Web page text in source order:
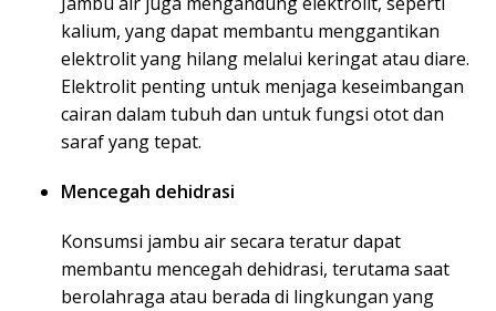
kalium, yang dapat membantu menggantikan
elektrolit yang hilang melalui keringat atau diare.
Elektrolit penting untuk menjaga keseimbangan
cairan dalam tubuh dan untuk fungsi otot dan
saraf yang tepat.
Mencegah dehidrasi
Konsumsi jambu air secara teratur dapat
membantu mencegah dehidrasi, terutama saat
berolahraga atau berada di lingkungan yang